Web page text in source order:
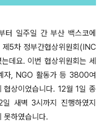
터 일주일 간 부산 백스코에
5차 정부간협상위원회(INC
데요. 이번 협상위원회는 세
자, NGO 활동가 등 3800여
상이었습니다. 12월 1일 종
새벽 3시까지 진행하였지
못하였습니다.